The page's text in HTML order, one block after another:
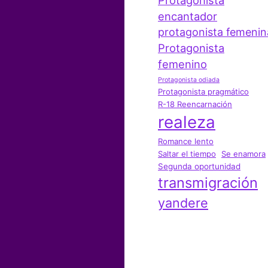
encantador
protagonista
Protagonista
femenino
Protagonista odiada
Protagonista pragmático
R-18 Reencarnación
realeza
Romance lento
Saltar el tiempo
Se enamora
Segunda oportunidad
transmigración
yandere